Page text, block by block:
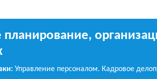
Управление персоналом. Кадровое